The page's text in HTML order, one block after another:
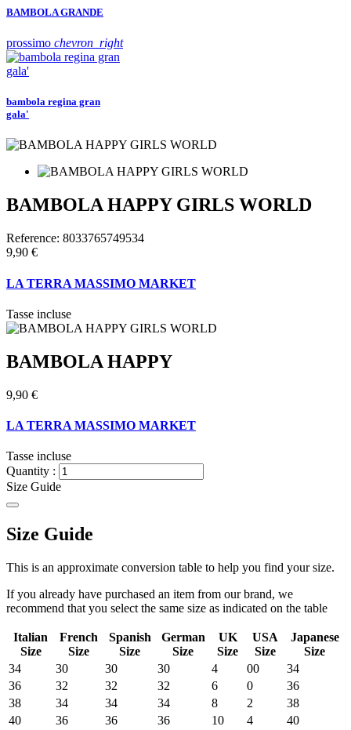
BAMBOLA GRANDE
prossimo chevron_right
bambola regina gran
gala'
BAMBOLA HAPPY GIRLS WORLD
Reference: 8033765749534
9,90 €
LA TERRA MASSIMO MARKET
Tasse incluse
BAMBOLA HAPPY
9,90 €
LA TERRA MASSIMO MARKET
Tasse incluse
Quantity :
Size Guide
Size Guide
This is an approximate conversion table to help you find your size.
If you already have purchased an item from our brand, we
recommend that you select the same size as indicated on the table
Italian
Size
French
Size
Spanish
Size
German
Size
UK
Size
USA
Size
Japanese
Size
34
30 30 30 4 00
34
36
32 32 32 6 0
36
38
34 34 34 8 2
38
40
36 36 36 10 4 40